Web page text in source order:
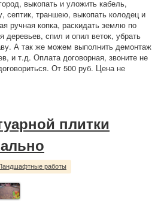
выкопать и уложить кабель,
септик, траншею, выкопать колодец и
ручная копка, раскидать землю по
деревьев, спил и опил веток, убрать
А так же можем выполнить демонтаж
и т.д. Оплата договорная, звоните не
От 500 руб. Цена не
плитки
работы